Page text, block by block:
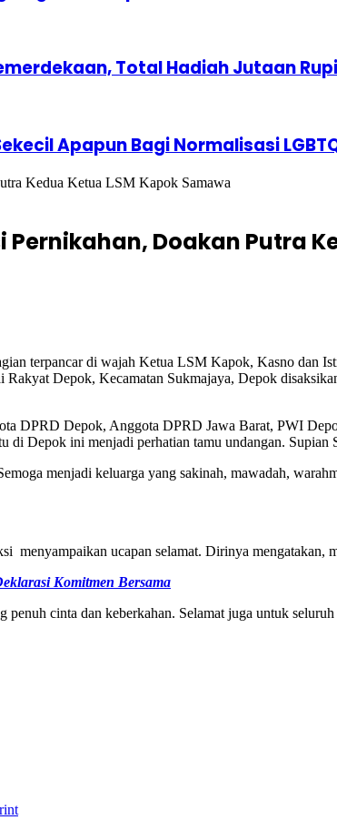
Total Hadiah Jutaan
Apapun Bagi Normalisasi
Kedua Ketua LSM Kapok Samawa
Doakan Putra
terpancar di wajah Ketua LSM Kapok, Kasno dan
Depok, Kecamatan Sukmajaya, Depok
DPRD Depok, Anggota DPRD Jawa Barat, PWI
Depok ini menjadi perhatian tamu undangan. Supian
menjadi keluarga yang sakinah, mawadah,
ucapan selamat. Dirinya mengatakan,
Komitmen Bersama
cinta dan keberkahan. Selamat juga untuk